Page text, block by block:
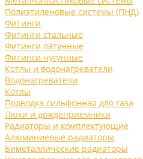
Полиэтиленовые системы (ПНД)
Фитинги
Фитинги стальные
Фитинги латунные
Фитинги чугунные
Котлы и водонагреватели
Водонагреватели
Котлы
Подводка сильфонная для газа
Люки и дождеприемники
Радиаторы и комплектующие
Алюминиевые радиаторы
Биметаллические радиаторы